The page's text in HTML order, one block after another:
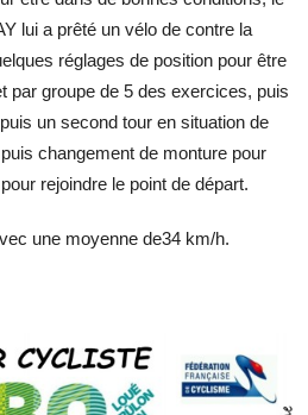
lui a prêté un vélo de contre la
réglages de position pour être
par groupe de 5 des exercices, puis
un second tour en situation de
changement de monture pour
rejoindre le point de départ.
une moyenne de34 km/h.